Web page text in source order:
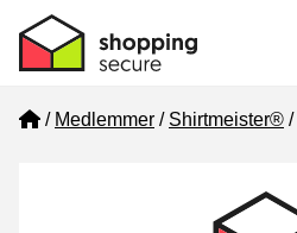
Home
Medlemmer Shirtmeister®